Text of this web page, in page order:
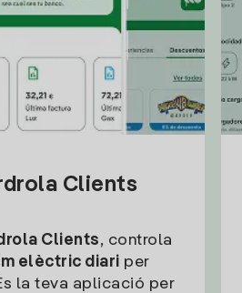
Clients
Clients, controla
elèctric diari per
la teva aplicació per